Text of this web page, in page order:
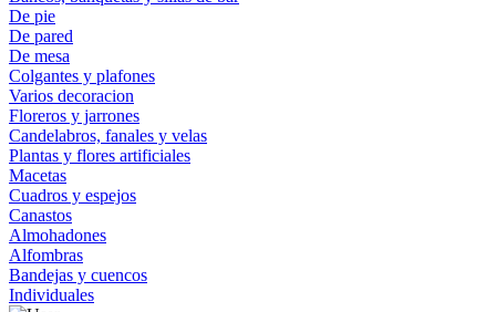
De pie
De pared
De mesa
Colgantes y plafones
Varios decoracion
Floreros y jarrones
Candelabros, fanales y velas
Plantas y flores artificiales
Macetas
Cuadros y espejos
Canastos
Almohadones
Alfombras
Bandejas y cuencos
Individuales